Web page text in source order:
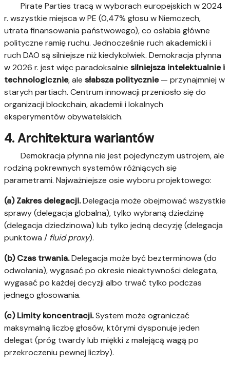
Pirate Parties tracą w wyborach europejskich w 2024
r. wszystkie miejsca w PE (0,47% głosu w Niemczech,
utrata finansowania państwowego), co osłabia główne
polityczne ramię ruchu. Jednocześnie ruch akademicki i
ruch DAO są silniejsze niż kiedykolwiek. Demokracja płynna
w 2026 r. jest więc paradoksalnie silniejsza intelektualnie i
technologicznie, ale słabsza politycznie— przynajmniej w
starych partiach. Centrum innowacji przeniosło się do
organizacji blockchain, akademii i lokalnych
eksperymentów obywatelskich.
4. Architektura wariantów
Demokracja płynna nie jest pojedynczym ustrojem, ale
rodziną pokrewnych systemów różniących się
parametrami. Najważniejsze osie wyboru projektowego:
(a) Zakres delegacji.Delegacja może obejmować wszystkie
sprawy (delegacja globalna), tylko wybraną dziedzinę
(delegacja dziedzinowa) lub tylko jedną decyzję (delegacja
punktowa / fluid proxy).
(b) Czas trwania.Delegacja może być bezterminowa (do
odwołania), wygasać po okresie nieaktywności delegata,
wygasać po każdej decyzji albo trwać tylko podczas
jednego głosowania.
(c) Limity koncentracji.System może ograniczać
maksymalną liczbę głosów, którymi dysponuje jeden
delegat (próg twardy lub miękki z malejącą wagą po
przekroczeniu pewnej liczby).